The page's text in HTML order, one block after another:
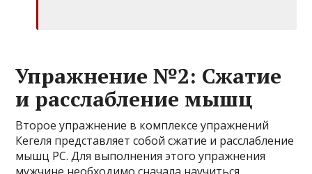
Упражнение №2: Сжатие
и расслабление мышц
Второе упражнение в комплексе упражнений
Кегеля представляет собой сжатие и расслабление
мышц PC. Для выполнения этого упражнения